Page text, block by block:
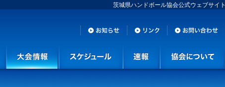
茨城県ハンドボール協会公式ウェブサイト